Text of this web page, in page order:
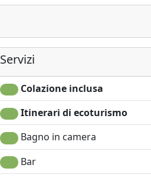
Servizi
Colazione inclusa
Itinerari di ecoturismo
Bagno in camera
Bar